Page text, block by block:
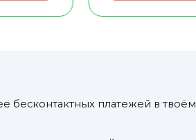
бесконтактных платежей в твоём